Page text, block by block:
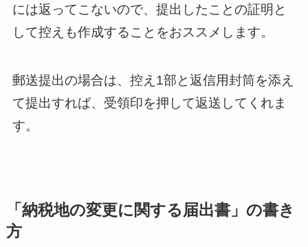
には返ってこないので、提出したことの証明と
して控えも作成することをおススメします。
郵送提出の場合は、控え1部と返信用封筒を添え
て提出すれば、受領印を押して返送してくれま
す。
「納税地の変更に関する届出書」の書き
方